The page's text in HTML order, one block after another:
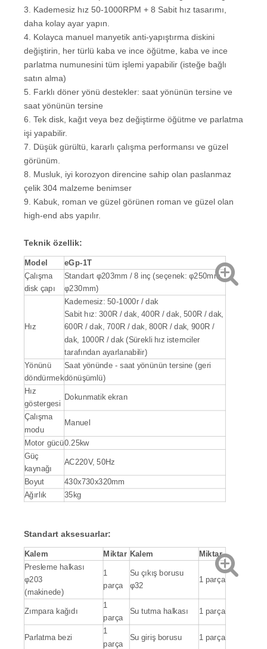
3. Kademesiz hız 50-1000RPM + 8 Sabit hız tasarımı,
daha kolay ayar yapın.
4. Kolayca manuel manyetik anti-yapıştırma diskini
değiştirin, her türlü kaba ve ince öğütme, kaba ve ince
parlatma numunesini tüm işlemi yapabilir (isteğe bağlı
satın alma)
5. Farklı döner yönü destekler: saat yönünün tersine ve
saat yönünün tersine
6. Tek disk, kağıt veya bez değiştirme öğütme ve parlatma
işi yapabilir.
7. Düşük gürültü, kararlı çalışma performansı ve güzel
görünüm.
8. Musluk, iyi korozyon direncine sahip olan paslanmaz
çelik 304 malzeme benimser
9. Kabuk, roman ve güzel görünen roman ve güzel olan
high-end abs yapılır.
Teknik özellik:
Model eGp-1T
Çalışma
disk çapı
Standart φ203mm / 8 inç (seçenek: φ250mm,
φ230mm)
Hız
Kademesiz: 50-1000r / dak
Sabit hız: 300R / dak, 400R / dak, 500R / dak,
600R / dak, 700R / dak, 800R / dak, 900R /
dak, 1000R / dak (Sürekli hız istemciler
tarafından ayarlanabilir)
Yönünü
döndürmek
Saat yönünde - saat yönünün tersine (geri
dönüşümlü)
Hız
göstergesi
Dokunmatik ekran
Çalışma
modu
Manuel
Motor gücü0.25kw
Güç
kaynağı
AC220V, 50Hz
Boyut
430x730x320mm
Ağırlık
35kg
Standart aksesuarlar:
Kalem Miktar Kalem Miktar
Presleme halkası
φ203
(makinede)
1
parça
Su çıkış borusu
φ32
1 parça
Zımpara kağıdı
1
parça
Su tutma halkası 1 parça
Parlatma bezi
1
parça
Su giriş borusu 1 parça